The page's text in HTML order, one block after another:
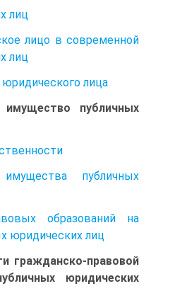
лиц
лицо в современной
лиц
юридического лица
публичных
публичных
образований на
юридических лиц
гражданско-правовой
юридических